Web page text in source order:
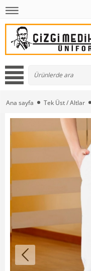
Ana sayfa Tek Üst / Altlar